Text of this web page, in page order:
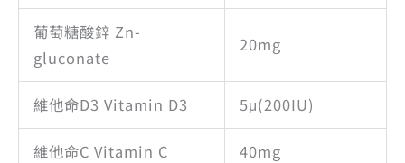
葡萄糖酸鋅 Zn-
gluconate
20mg
維他命D3 Vitamin D3 5μ(200IU)
維他命C Vitamin C 40mg